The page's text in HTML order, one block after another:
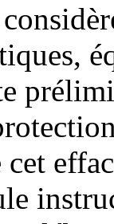
cet